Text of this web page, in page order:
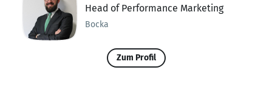
Head of Performance Marketing
Bocka
Zum Profil